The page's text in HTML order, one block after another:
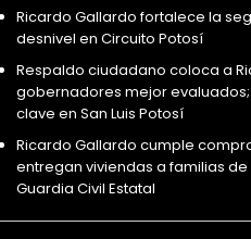
Ricardo Gallardo fortalece la
desnivel en Circuito Potosí
Respaldo ciudadano coloca a
gobernadores mejor
clave en San Luis Potosí
Ricardo Gallardo cumple
entregan viviendas a familias
Guardia Civil Estatal